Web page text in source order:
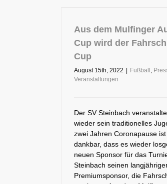
Aus dem Mulfinger
Cup wird der
Cup
August 15th, 2022 Fußball ,
Veranstaltungen
Der SV Steinbach
wieder sein traditionelles
zwei Jahren Coronapause
dankbar, dass es wieder
neuen Sponsor für das
Steinbach seinen
Premiumsponsor, die